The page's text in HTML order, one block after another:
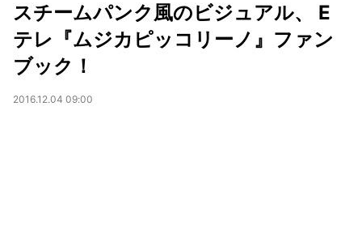
スチームパンク風のビジュアル、 E
テレ『ムジカピッコリーノ』ファン
ブック！
2016.12.04 09:00